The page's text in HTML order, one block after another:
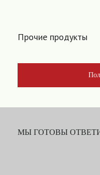
Прочие продукты
МЫ ГОТОВЫ